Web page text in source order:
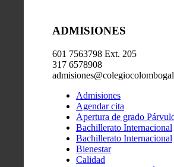
ADMISIONES
601 7563798 Ext. 205
317 6578908
Admisiones
Agendar cita
Apertura de grado
Bachillerato Internacional
Bachillerato Internacional
Bienestar
Calidad